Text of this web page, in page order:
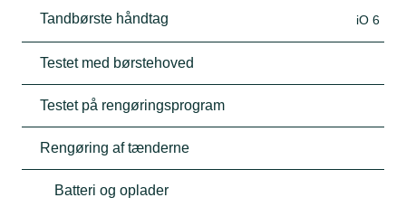
Tandbørste håndtag iO 6
Testet med børstehoved
Testet på rengøringsprogram
Rengøring af tænderne
Batteri og oplader